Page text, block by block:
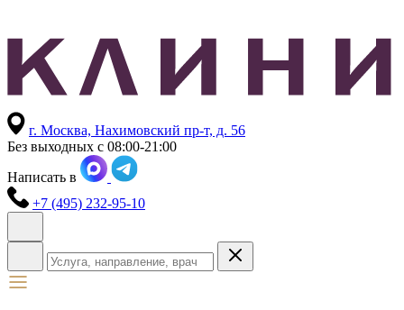
г. Москва, Нахимовский пр-т, д. 56
Без выходных с 08:00-21:00
Написать в
+7 (495) 232-95-10